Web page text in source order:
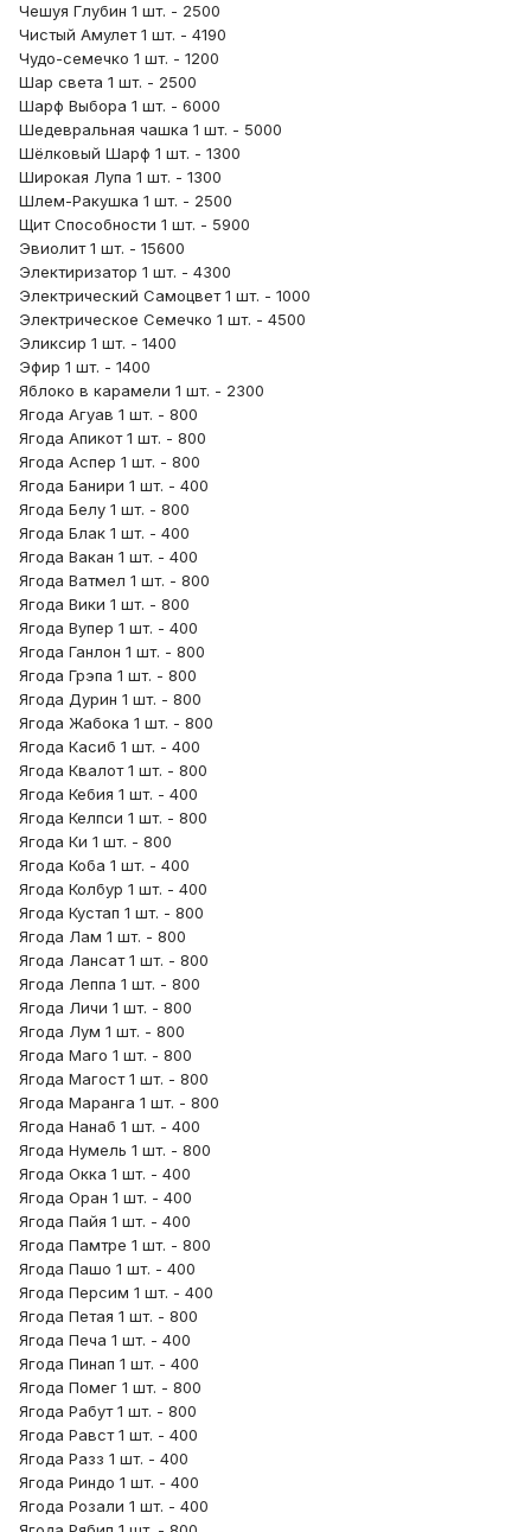
Чешуя Глубин 1 шт. - 2500
Чистый Амулет 1 шт. - 4190
Чудо-семечко 1 шт. - 1200
Шар света 1 шт. - 2500
Шарф Выбора 1 шт. - 6000
Шедевральная чашка 1 шт. - 5000
Шёлковый Шарф 1 шт. - 1300
Широкая Лупа 1 шт. - 1300
Шлем-Ракушка 1 шт. - 2500
Щит Способности 1 шт. - 5900
Эвиолит 1 шт. - 15600
Электиризатор 1 шт. - 4300
Электрический Самоцвет 1 шт. - 1000
Электрическое Семечко 1 шт. - 4500
Эликсир 1 шт. - 1400
Эфир 1 шт. - 1400
Яблоко в карамели 1 шт. - 2300
Ягода Агуав 1 шт. - 800
Ягода Апикот 1 шт. - 800
Ягода Аспер 1 шт. - 800
Ягода Банири 1 шт. - 400
Ягода Белу 1 шт. - 800
Ягода Блак 1 шт. - 400
Ягода Вакан 1 шт. - 400
Ягода Ватмел 1 шт. - 800
Ягода Вики 1 шт. - 800
Ягода Вупер 1 шт. - 400
Ягода Ганлон 1 шт. - 800
Ягода Грэпа 1 шт. - 800
Ягода Дурин 1 шт. - 800
Ягода Жабока 1 шт. - 800
Ягода Касиб 1 шт. - 400
Ягода Квалот 1 шт. - 800
Ягода Кебия 1 шт. - 400
Ягода Келпси 1 шт. - 800
Ягода Ки 1 шт. - 800
Ягода Коба 1 шт. - 400
Ягода Колбур 1 шт. - 400
Ягода Кустап 1 шт. - 800
Ягода Лам 1 шт. - 800
Ягода Лансат 1 шт. - 800
Ягода Леппа 1 шт. - 800
Ягода Личи 1 шт. - 800
Ягода Лум 1 шт. - 800
Ягода Маго 1 шт. - 800
Ягода Магост 1 шт. - 800
Ягода Маранга 1 шт. - 800
Ягода Нанаб 1 шт. - 400
Ягода Нумель 1 шт. - 800
Ягода Окка 1 шт. - 400
Ягода Оран 1 шт. - 400
Ягода Пайя 1 шт. - 400
Ягода Памтре 1 шт. - 800
Ягода Пашо 1 шт. - 400
Ягода Персим 1 шт. - 400
Ягода Петая 1 шт. - 800
Ягода Печа 1 шт. - 400
Ягода Пинап 1 шт. - 400
Ягода Помег 1 шт. - 800
Ягода Рабут 1 шт. - 800
Ягода Равст 1 шт. - 400
Ягода Разз 1 шт. - 400
Ягода Риндо 1 шт. - 400
Ягода Розали 1 шт. - 400